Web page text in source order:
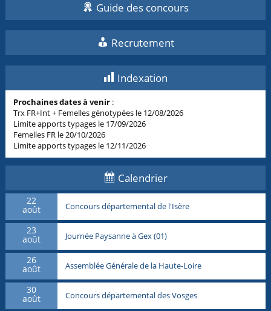
Guide des concours
Recrutement
Indexation
Prochaines dates à venir :
Trx FR+Int + Femelles génotypées le 12/08/2026
Limite apports typages le 17/09/2026
Femelles FR le 20/10/2026
Limite apports typages le 12/11/2026
Calendrier
22
août Concours départemental de l'Isère
23
août Journée Paysanne à Gex (01)
26
août Assemblée Générale de la Haute-Loire
30
août Concours départemental des Vosges